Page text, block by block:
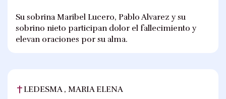
Su sobrina Maribel Lucero, Pablo Alvarez y su
sobrino nieto participan dolor el fallecimiento y
elevan oraciones por su alma.
LEDESMA , MARIA ELENA